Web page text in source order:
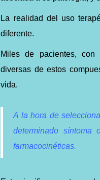
La realidad del uso
diferente.
Miles de pacientes, con
diversas de estos
vida.
A la hora de
determinado síntoma
farmacocinéticas.